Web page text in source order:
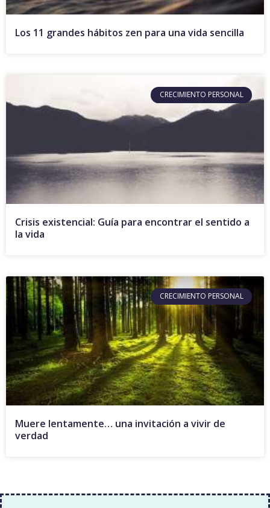
Los 11 grandes hábitos zen para una vida sencilla
CRECIMIENTO PERSONAL
Crisis existencial: Guía para encontrar el sentido a
la vida
CRECIMIENTO PERSONAL
Muere lentamente… una invitación a vivir de
verdad